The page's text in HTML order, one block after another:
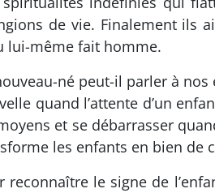
de vie. Finalement ils
lui-même fait homme.
né peut-il parler à
quand l’attente d’un
et se débarrasser
les enfants en bien de
reconnaître le signe de